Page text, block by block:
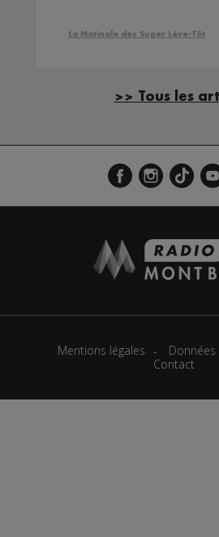
La Matinale des Super Lève-Tôt
>> Tous les
Mentions légales
Contact